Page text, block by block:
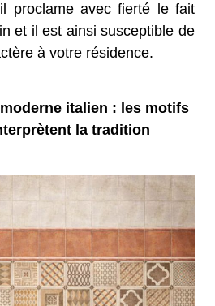
proclame avec fierté le fait
et il est ainsi susceptible de
à votre résidence.
italien : les motifs
la tradition